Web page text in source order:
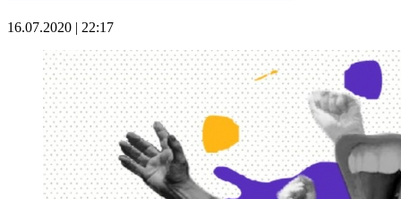
16.07.2020 | 22:17